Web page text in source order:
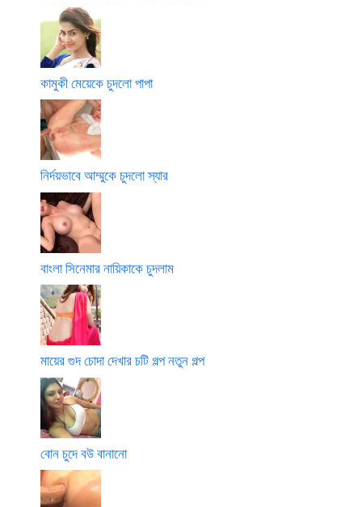
কামুকী মেয়েকে চুদলো পাপা
নির্দয়ভাবে আম্মুকে চুদলো স্যার
বাংলা সিনেমার নায়িকাকে চুদলাম
মায়ের গুদ চোদা দেখার চটি গল্প নতুন গল্প
বোন চুদে বউ বানানো